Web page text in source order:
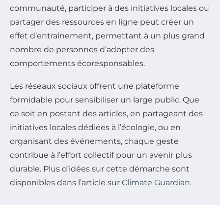
communauté, participer à des initiatives locales ou
partager des ressources en ligne peut créer un
effet d’entraînement, permettant à un plus grand
nombre de personnes d’adopter des
comportements écoresponsables.
Les réseaux sociaux offrent une plateforme
formidable pour sensibiliser un large public. Que
ce soit en postant des articles, en partageant des
initiatives locales dédiées à l’écologie, ou en
organisant des événements, chaque geste
contribue à l’effort collectif pour un avenir plus
durable. Plus d’idées sur cette démarche sont
disponibles dans l’article sur Climate Guardian.